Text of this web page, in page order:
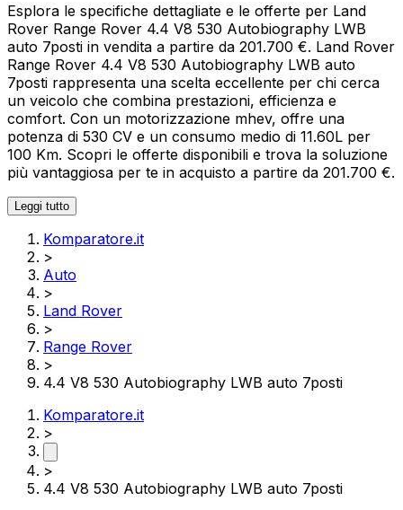
Esplora le specifiche dettagliate e le offerte per Land
Rover Range Rover 4.4 V8 530 Autobiography LWB
auto 7posti in vendita a partire da 201.700 €. Land Rover
Range Rover 4.4 V8 530 Autobiography LWB auto
7posti rappresenta una scelta eccellente per chi cerca
un veicolo che combina prestazioni, efficienza e
comfort. Con un motorizzazione mhev, offre una
potenza di 530 CV e un consumo medio di 11.60L per
100 Km. Scopri le offerte disponibili e trova la soluzione
più vantaggiosa per te in acquisto a partire da 201.700 €.
Leggi tutto
Komparatore.it
>
Auto
>
Land Rover
>
Range Rover
>
4.4 V8 530 Autobiography LWB auto 7posti
Komparatore.it
>
>
4.4 V8 530 Autobiography LWB auto 7posti